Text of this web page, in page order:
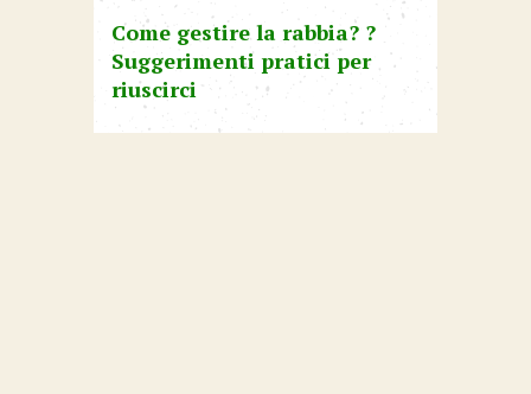
Come gestire la rabbia? ?
Suggerimenti pratici per
riuscirci